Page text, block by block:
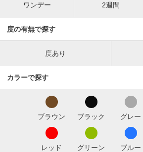
ワンデー 2週間
度の有無で探す
度あり
カラーで探す
ブラウン ブラック グレー
レッド グリーン ブルー